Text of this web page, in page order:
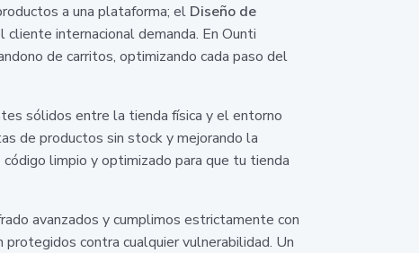
a una plataforma; el Diseño de
internacional demanda. En Ounti
de carritos, optimizando cada paso del
sólidos entre la tienda física y el entorno
de productos sin stock y mejorando la
limpio y optimizado para que tu tienda
avanzados y cumplimos estrictamente con
contra cualquier vulnerabilidad. Un